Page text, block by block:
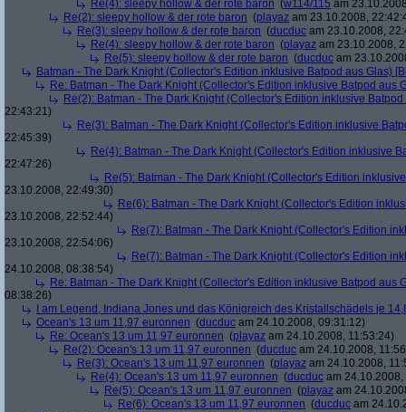
Re(4): sleepy hollow & der rote baron (w114/115 am
Re(2): sleepy hollow & der rote baron (playaz am 23.10.2008,
Re(3): sleepy hollow & der rote baron (ducduc am 23.10.2008,
Re(4): sleepy hollow & der rote baron (playaz am 23.10.2008,
Re(5): sleepy hollow & der rote baron (ducduc am
Batman - The Dark Knight (Collector's Edition inklusive Batpod aus Glas)
Re: Batman - The Dark Knight (Collector's Edition inklusive Batpod aus
Re(2): Batman - The Dark Knight (Collector's Edition inklusive
22:43:21)
Re(3): Batman - The Dark Knight (Collector's Edition inklusive
22:45:39)
Re(4): Batman - The Dark Knight (Collector's Edition inklusive
22:47:26)
Re(5): Batman - The Dark Knight (Collector's Edition
23.10.2008, 22:49:30)
Re(6): Batman - The Dark Knight (Collector's Edition
23.10.2008, 22:52:44)
Re(7): Batman - The Dark Knight (Collector's Edition
23.10.2008, 22:54:06)
Re(7): Batman - The Dark Knight (Collector's Edition
24.10.2008, 08:38:54)
Re: Batman - The Dark Knight (Collector's Edition inklusive Batpod aus
08:38:26)
I am Legend, Indiana Jones und das Königreich des Kristallschädels je
Ocean's 13 um 11,97 euronnen (ducduc am 24.10.2008, 09:31:12)
Re: Ocean's 13 um 11,97 euronnen (playaz am 24.10.2008, 11:53:24)
Re(2): Ocean's 13 um 11,97 euronnen (ducduc am 24.10.2008,
Re(3): Ocean's 13 um 11,97 euronnen (playaz am 24.10.2008,
Re(4): Ocean's 13 um 11,97 euronnen (ducduc am
Re(5): Ocean's 13 um 11,97 euronnen (playaz am
Re(6): Ocean's 13 um 11,97 euronnen (ducduc am